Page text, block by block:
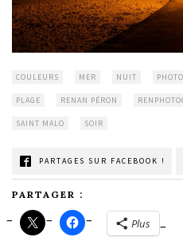
COULEURS MER NUIT
PLAGE RENAN PÉRON
SAINT MALO SOIR
PARTAGES SUR FACEBOOK !
PARTAGER :
Plus